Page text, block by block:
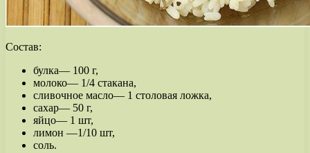
Состав:
булка— 100 г,
молоко— 1/4 стакана,
сливочное масло— 1 столовая ложка,
сахар— 50 г,
яйцо— 1 шт,
лимон —1/10 шт,
соль.